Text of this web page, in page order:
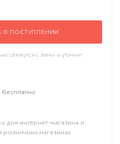
О ПОСТУПЛЕНИИ
свяжутся с вами и уточнят
для интернет-магазина и
розничных магазинах